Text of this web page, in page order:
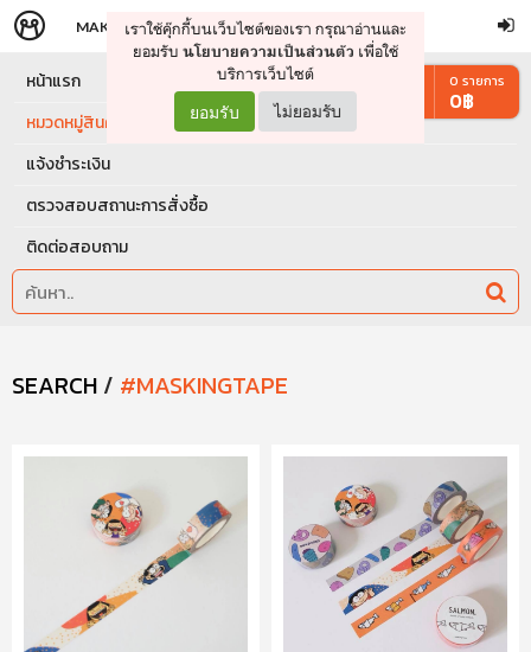
จัดการรถเข็น ดำเนินการต่อ
MAKERS STORE
เราใช้คุ๊กกี้บนเว็บไซต์ของเรา กรุณาอ่านและ
ยอมรับ นโยบายความเป็นส่วนตัว เพื่อใช้
บริการเว็บไซต์
ยอมรับ ไม่ยอมรับ
หน้าแรก
หมวดหมู่สินค้า
แจ้งชำระเงิน
ตรวจสอบสถานะการสั่งซื้อ
ติดต่อสอบถาม
0 รายการ
0฿
SEARCH / #MASKINGTAPE